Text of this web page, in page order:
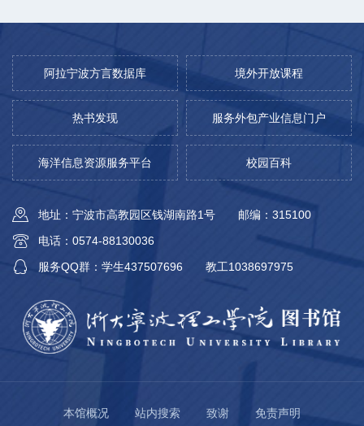
阿拉宁波方言数据库 境外开放课程
热书发现 服务外包产业信息门户
海洋信息资源服务平台 校园百科
地址：宁波市高教园区钱湖南路1号
邮编：315100
电话：0574-88130036
服务QQ群：学生437507696
教工1038697975
本馆概况 站内搜索 致谢 免责声明